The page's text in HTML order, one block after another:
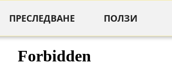
ПРЕСЛЕДВАНЕ ПОЛЗИ